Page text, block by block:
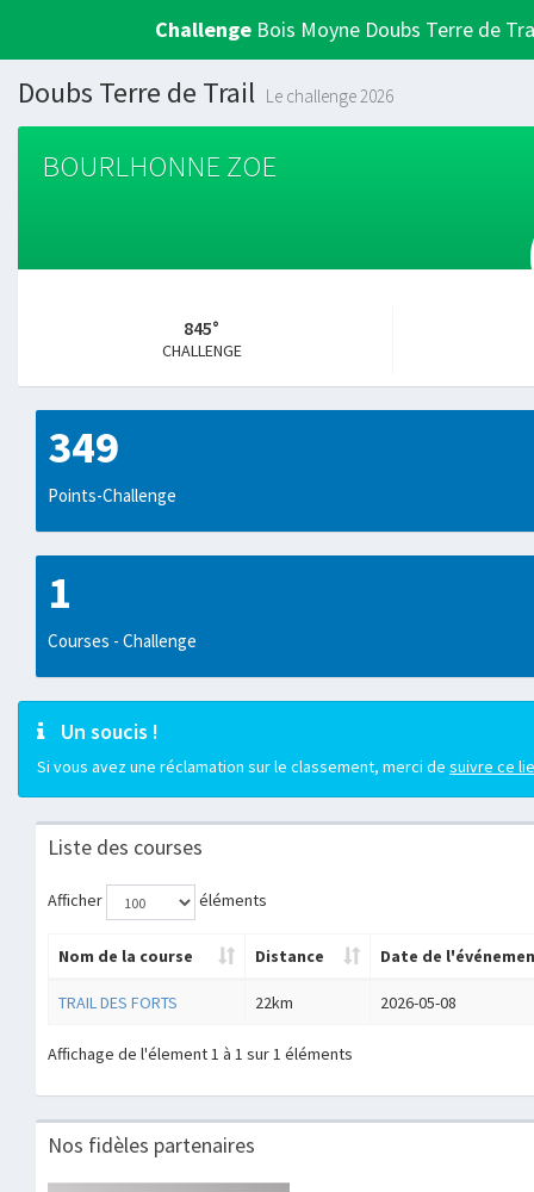
Challenge Bois Moyne Doubs Terre de
Doubs Terre de Trail Le challenge 2026
BOURLHONNE ZOE
845°
CHALLENGE
349
Points-Challenge
1
Courses - Challenge
Un soucis !
Si vous avez une réclamation sur le classement, merci de suivre ce
Liste des courses
Afficher éléments
Nom de la course Distance Date de
TRAIL DES FORTS 22km 2026-05-08
Affichage de l'élement 1 à 1 sur 1 éléments
Nos fidèles partenaires